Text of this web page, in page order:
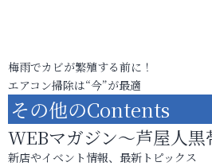
梅雨でカビが繁殖する前に！
エアコン掃除は“今”が最適
その他のContents
WEBマガジン～芦屋人黒
新店やイベント情報、最新トピックス